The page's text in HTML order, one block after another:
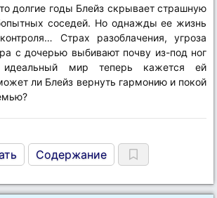
долгие годы Блейз скрывает страшную
соседей. Но однажды ее жизнь
Страх разоблачения, угроза
с дочерью выбивают почву из-под ног
идеальный мир теперь кажется ей
ли Блейз вернуть гармонию и покой
Содержание